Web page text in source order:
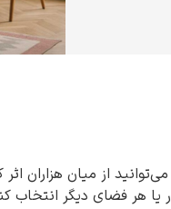
از میان هزاران
هر فضای دیگر انتخاب